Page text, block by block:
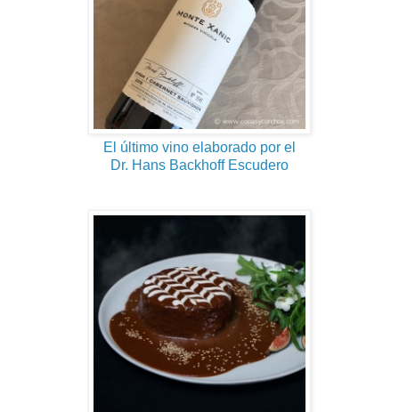
El último vino elaborado por el
Dr. Hans Backhoff Escudero